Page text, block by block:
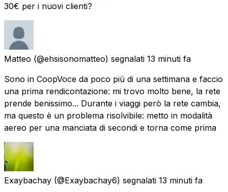
30€ per i nuovi clienti?
Matteo (@ehsisonomatteo) segnalati 13 minuti fa
Sono in CoopVoce da poco più di una settimana e faccio
una prima rendicontazione: mi trovo molto bene, la rete
prende benissimo... Durante i viaggi però la rete cambia,
ma questo è un problema risolvibile: metto in modalità
aereo per una manciata di secondi e torna come prima
Exaybachay (@Exaybachay6) segnalati 13 minuti fa